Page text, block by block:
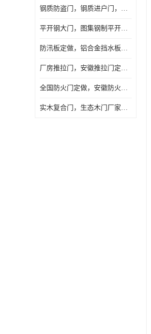
钢质防盗门，钢质进户门，钢质非标门厂家
平开钢大门，图集钢制平开门，厂房平开大门
防汛板定做，铝合金挡水板门，地库挡水板
厂房推拉门，安徽推拉门定做，夹芯板平移大门
全国防火门定做，安徽防火门批发，防火门价格
实木复合门，生态木门厂家，免漆门定做，安徽木门厂家直销